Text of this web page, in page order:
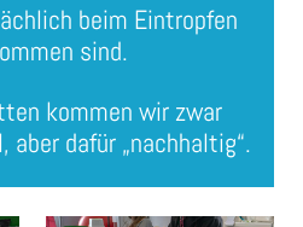
beim Eintropfen
sind.
kommen wir zwar
aber dafür „nachhaltig“.